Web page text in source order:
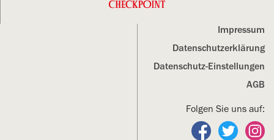
Impressum
Datenschutz­erklärung
Datenschutz-Einstellungen
AGB
Folgen Sie uns auf:
Folgen Sie